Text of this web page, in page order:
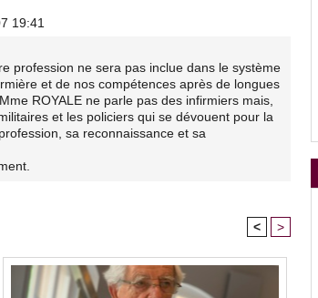
19:41
profession ne sera pas inclue dans le système
et de nos compétences après de longues
ROYALE ne parle pas des infirmiers mais,
et les policiers qui se dévouent pour la
sa reconnaissance et sa
< >